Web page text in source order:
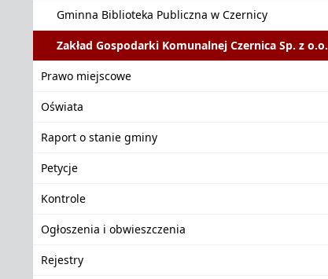
Gminna Biblioteka Publiczna w Czernicy
Zakład Gospodarki Komunalnej Czernica Sp. z o.o.
Prawo miejscowe
Oświata
Raport o stanie gminy
Petycje
Kontrole
Ogłoszenia i obwieszczenia
Rejestry